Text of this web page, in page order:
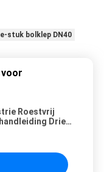
stuk bolklep DN40
Roestvrij
Drie